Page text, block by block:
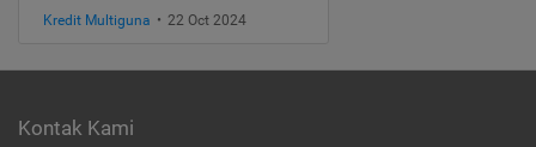
Kredit Multiguna • 22 Oct 2024
Kontak Kami